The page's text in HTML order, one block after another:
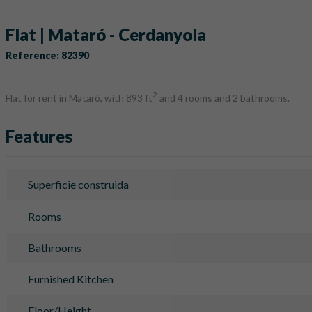
Flat | Mataró - Cerdanyola
Reference: 82390
Flat for rent in Mataró, with 893 ft2 and 4 rooms and 2 bathrooms.
Features
Superficie construida
Rooms
Bathrooms
Furnished Kitchen